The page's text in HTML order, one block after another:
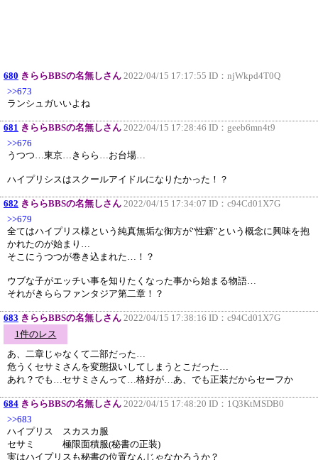
680 きららBBSの名無しさん 2022/04/15 17:17:55 ID： njWkpd4T0Q
>>673
ランシュガいいよね
681 きららBBSの名無しさん 2022/04/15 17:28:46 ID： geeb6mn4t9
>>676
うつつ…東京…きらら…お台場…
ハイプリシスはスクールアイドルになりたかった！？
682 きららBBSの名無しさん 2022/04/15 17:34:07 ID： c94Cd01X7G
>>679
全てはハイプリス様という純真無垢な御方が"性癖"という概念に興味を抱
かれたのが始まり…
そこにうつつが巻き込まれた…！？
ウブな子がエッチい事を知りたくなった事から始まる物語…
それがきららファンタジア第二章！？
683 きららBBSの名無しさん 2022/04/15 17:38:16 ID： c94Cd01X7G
1件のレス
あ、二章じゃなくて二部だった…
危うくセサミさんを変態扱いしてしまうとこだった…
あれ？でも…セサミさんって…格好が…あ、でも正装だからセーフか
684 きららBBSの名無しさん 2022/04/15 17:48:20 ID： 1Q3KtMSDB0
>>683
ハイプリス スカスカ服
セサミ 極限面積服(秘書の正装)
実はハイプリスも秘書の位置なんじゃなかろうか？